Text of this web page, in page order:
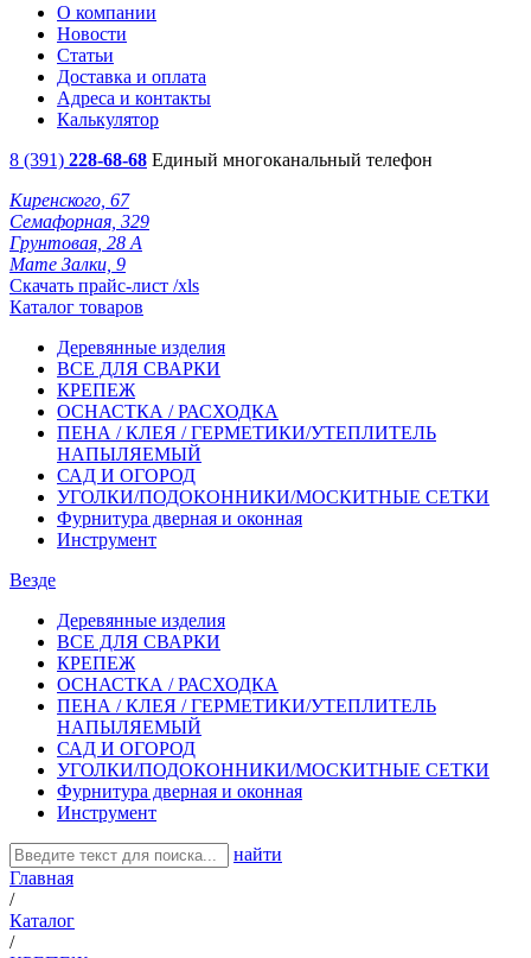
О компании
Новости
Статьи
Доставка и оплата
Адреса и контакты
Калькулятор
8 (391) 228-68-68 Единый многоканальный телефон
Киренского, 67
Семафорная, 329
Грунтовая, 28 А
Мате Залки, 9
Скачать прайс-лист /xls
Каталог товаров
Деревянные изделия
ВСЕ ДЛЯ СВАРКИ
КРЕПЕЖ
ОСНАСТКА / РАСХОДКА
ПЕНА / КЛЕЯ / ГЕРМЕТИКИ/УТЕПЛИТЕЛЬ
НАПЫЛЯЕМЫЙ
САД И ОГОРОД
УГОЛКИ/ПОДОКОННИКИ/МОСКИТНЫЕ СЕТКИ
Фурнитура дверная и оконная
Инструмент
Везде
Деревянные изделия
ВСЕ ДЛЯ СВАРКИ
КРЕПЕЖ
ОСНАСТКА / РАСХОДКА
ПЕНА / КЛЕЯ / ГЕРМЕТИКИ/УТЕПЛИТЕЛЬ
НАПЫЛЯЕМЫЙ
САД И ОГОРОД
УГОЛКИ/ПОДОКОННИКИ/МОСКИТНЫЕ СЕТКИ
Фурнитура дверная и оконная
Инструмент
найти
Главная
/
Каталог
/